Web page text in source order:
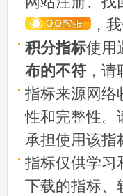
，
积分指标使用
布的不符 ，
指标来源网络
性和完整性。
承担使用该指
指标仅供学习
下载的指标、